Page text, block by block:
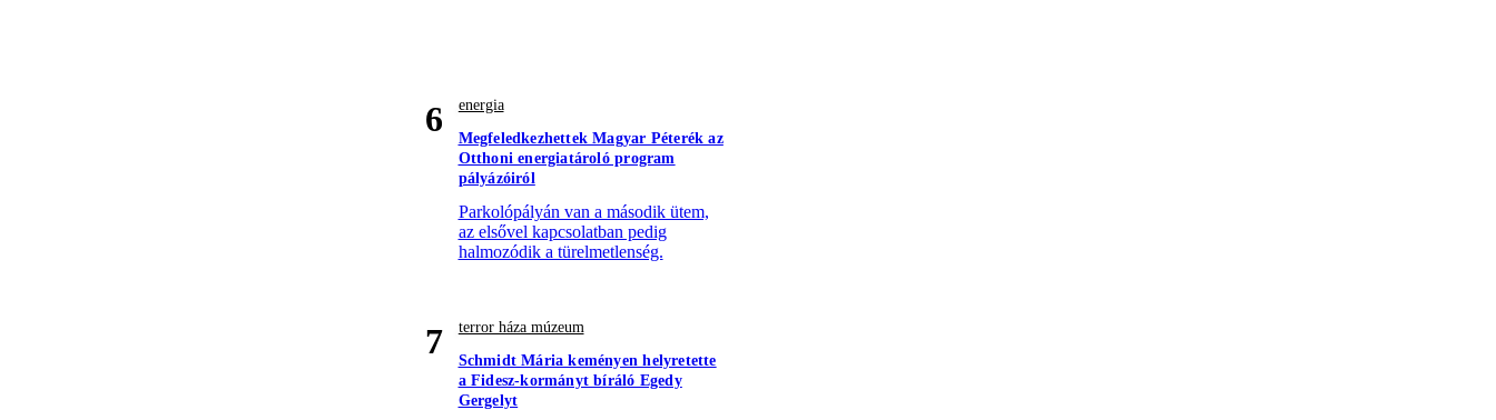
6
energia
Megfeledkezhettek Magyar Péterék az
Otthoni energiatároló program
pályázóiról
Parkolópályán van a második ütem,
az elsővel kapcsolatban pedig
halmozódik a türelmetlenség.
7
terror háza múzeum
Schmidt Mária keményen helyretette
a Fidesz-kormányt bíráló Egedy
Gergelyt